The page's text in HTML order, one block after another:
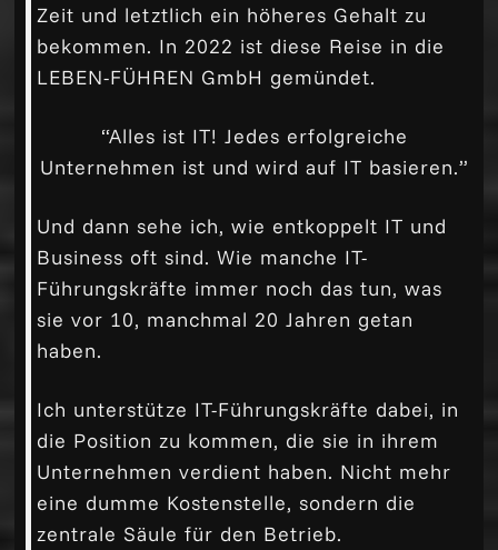
Zeit und letztlich ein höheres Gehalt zu
bekommen. In 2022 ist diese Reise in die
LEBEN-FÜHREN GmbH gemündet.
“Alles ist IT! Jedes erfolgreiche
Unternehmen ist und wird auf IT basieren.”
Und dann sehe ich, wie entkoppelt IT und
Business oft sind. Wie manche IT-
Führungskräfte immer noch das tun, was
sie vor 10, manchmal 20 Jahren getan
haben.
Ich unterstütze IT-Führungskräfte dabei, in
die Position zu kommen, die sie in ihrem
Unternehmen verdient haben. Nicht mehr
eine dumme Kostenstelle, sondern die
zentrale Säule für den Betrieb.